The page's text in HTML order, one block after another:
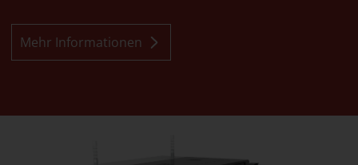
Mehr Informationen